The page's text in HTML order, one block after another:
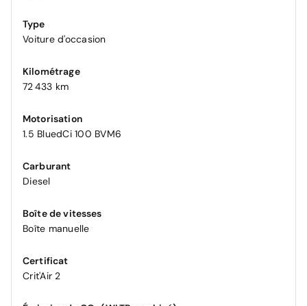
Type
Voiture d'occasion
Kilométrage
72 433 km
Motorisation
1.5 BluedCi 100 BVM6
Carburant
Diesel
Boîte de vitesses
Boîte manuelle
Certificat
Crit'Air 2